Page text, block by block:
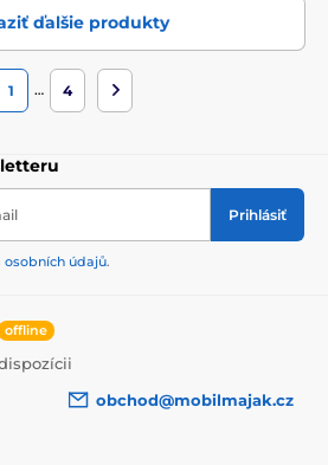
ďalšie produkty
1 … 4
Prihlásiť
údajů.
offline
obchod@mobilmajak.cz